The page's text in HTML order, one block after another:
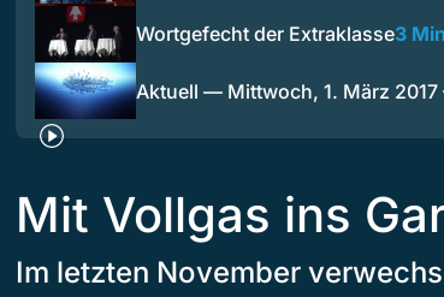
Wortgefecht der Extraklasse3 Min
Aktuell — Mittwoch, 1. März
Mit Vollgas ins
Im letzten November